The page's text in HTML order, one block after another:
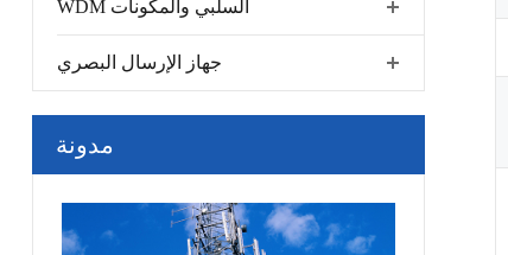
WDM السلبي والمكونات
جهاز الإرسال البصري
مدونة